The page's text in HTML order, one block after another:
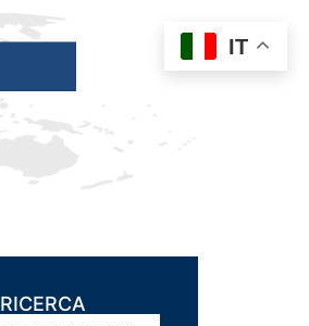
RICERCA
IT